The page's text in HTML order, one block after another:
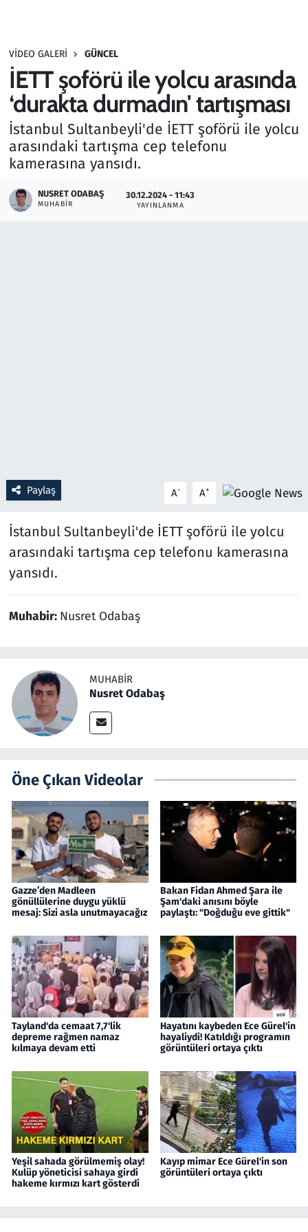
VIDEO GALERI GÜNCEL
İETT şoförü ile yolcu arasında
‘durakta durmadın' tartışması
İstanbul Sultanbeyli'de İETT şoförü ile yolcu
arasındaki tartışma cep telefonu
kamerasına yansıdı.
NUSRET ODABAŞ
MUHABIR
30.12.2024 - 11:43
YAYINLANMA
Paylaş A- A+
İstanbul Sultanbeyli'de İETT şoförü ile yolcu
arasındaki tartışma cep telefonu kamerasına
yansıdı.
Muhabir: Nusret Odabaş
MUHABIR
Nusret Odabaş
Öne Çıkan Videolar
Gazze’den Madleen
gönüllülerine duygu yüklü
mesaj: Sizi asla unutmayacağız
Bakan Fidan Ahmed Şara ile
Şam'daki anısını böyle
paylaştı: "Doğduğu eve gittik"
Tayland'da cemaat 7,7'lik
depreme rağmen namaz
kılmaya devam etti
Hayatını kaybeden Ece Gürel'in
hayaliydi! Katıldığı programın
görüntüleri ortaya çıktı
Yeşil sahada görülmemiş olay!
Kulüp yöneticisi sahaya girdi
hakeme kırmızı kart gösterdi
Kayıp mimar Ece Gürel'in son
görüntüleri ortaya çıktı
Haber
Kültür Sanat
Kurumsal Haberler
Lezzet Durağı
Memur ve Kamu
Seçim 2023
Teknoloji ve Bilim